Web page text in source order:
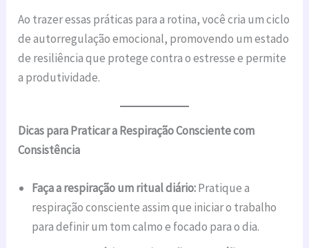
Ao trazer essas práticas para a rotina, você cria um ciclo
de autorregulação emocional, promovendo um estado
de resiliência que protege contra o estresse e permite
a produtividade.
Dicas para Praticar a Respiração Consciente com
Consistência
Faça a respiração um ritual diário:Pratique a
respiração consciente assim que iniciar o trabalho
para definir um tom calmo e focado para o dia.